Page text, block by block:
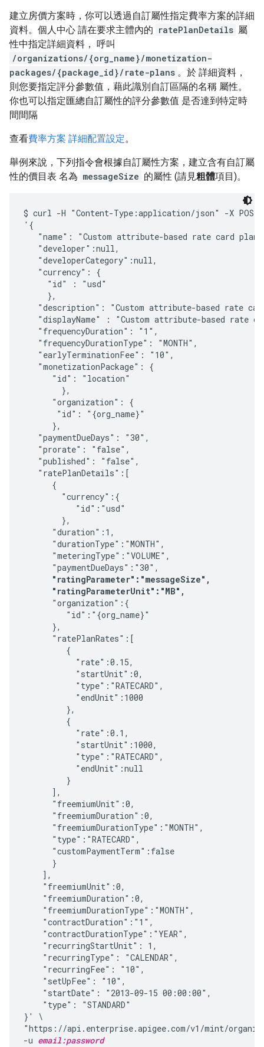
建立房價方案時，你可以透過自訂屬性指定費率方案的詳細
資料。個人中心 請在要求主體內的 ratePlanDetails 屬
性中指定詳細資料， 呼叫
/organizations/{org_name}/monetization-
packages/{package_id}/rate-plans 。於 詳細資料，
則您要指定評分參數值，藉此識別自訂區隔的名稱 屬性。
你也可以指定匯總自訂屬性的評分參數值 是否達到特定時
間間隔
查看費率方案 詳細配置設定。
舉例來說，下列指令會根據自訂屬性方案，建立含有自訂屬
性的價目表 名為 messageSize 的屬性 (請見粗體項目)。
$ curl -H "Content-Type:application/json" -X
'{
"name": "Custom attribute-based rate card
   "developer":null,
   "developerCategory":null,
   "currency": {
     "id" : "usd"
     },
"description": "Custom attribute-based rate
"displayName" : "Custom attribute-based rate
   "frequencyDuration": "1",
   "frequencyDurationType": "MONTH",
   "earlyTerminationFee": "10",
   "monetizationPackage": {
      "id": "location"
        },
      "organization": {
       "id": "{org_name}"
      },
   "paymentDueDays": "30",
   "prorate": "false",
   "published": "false",
   "ratePlanDetails":[
      {
        "currency":{
           "id":"usd"
        },
      "duration":1,
      "durationType":"MONTH",
      "meteringType":"VOLUME",
      "paymentDueDays":"30",
"ratingParameter":"messageSize",
"ratingParameterUnit":"MB",
      "organization":{
         "id":"{org_name}"
      },
      "ratePlanRates":[
         {
           "rate":0.15,
           "startUnit":0,
           "type":"RATECARD",
           "endUnit":1000
         },
         {
           "rate":0.1,
           "startUnit":1000,
           "type":"RATECARD",
           "endUnit":null
         }
      ],
      "freemiumUnit":0,
      "freemiumDuration":0,
      "freemiumDurationType":"MONTH",
      "type":"RATECARD",
      "customPaymentTerm":false
      }
    ],
    "freemiumUnit":0,
    "freemiumDuration":0,
    "freemiumDurationType":"MONTH",
    "contractDuration":"1",
    "contractDurationType":"YEAR",
    "recurringStartUnit": 1,
    "recurringType": "CALENDAR",
    "recurringFee": "10",
    "setUpFee": "10",
    "startDate": "2013-09-15 00:00:00",
    "type": "STANDARD"
}' \
"https://api.enterprise.apigee.com/v1/mint/
-u email:password